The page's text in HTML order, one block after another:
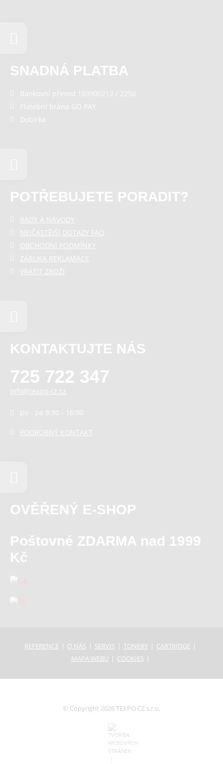
SNADNÁ PLATBA
Bankovní převod 103900212 / 2250
Platební brána GO PAY
Dobírka
POTŘEBUJETE PORADIT?
RADY A NÁVODY
NEJČASTĚJŠÍ DOTAZY FAQ
OBCHODNÍ PODMÍNKY
ZÁRUKA REKLAMACE
VRÁTIT ZBOŽÍ
KONTAKTUJTE NÁS
725 722 347
info@texpo-cz.cz
po - pá 8:30 - 16:00
PODROBNÝ KONTAKT
OVĚŘENÝ E-SHOP
Poštovné ZDARMA nad 1999
Kč
REFERENCE O NÁS SERVIS TONERY
CARTRIDGE
MAPA WEBU
COOKIES
© Copyright 2026 TEXPO CZ s.r.o.